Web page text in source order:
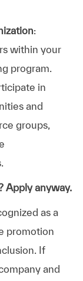
:
within your
program.
in
and
groups,
Apply anyway.
as a
promotion
If
and